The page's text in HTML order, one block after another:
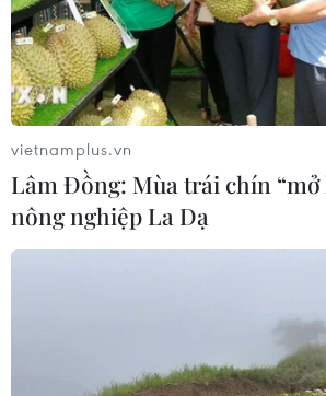
vietnamplus.vn
Lâm Đồng: Mùa trái chín “mở
nông nghiệp La Dạ